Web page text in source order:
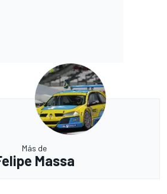
Más de
Massa